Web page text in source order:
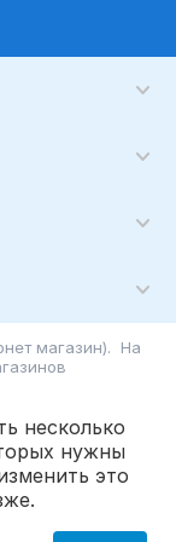
В корзину
магазин). На
несколько
нужны
это